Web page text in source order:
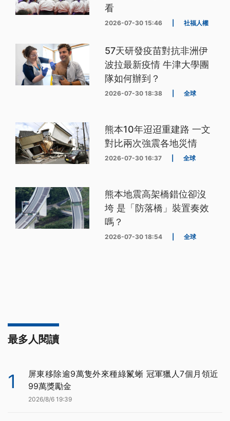
看
2026-07-30 15:46 社福人權
57天研發疫苗對抗非洲伊
波拉最新疫情 牛津大學團
隊如何辦到？
2026-07-30 18:38 全球
熊本10年迢迢重建路 一文
對比兩次強震各地災情
2026-07-30 16:37 全球
熊本地震高架橋錯位卻沒
垮 是「防落橋」裝置奏效
嗎？
2026-07-30 18:54 全球
最多人閱讀
1
屏東移除逾9萬隻外來種綠鬣蜥 冠軍獵人7個月領近
99萬獎勵金
2026/8/6 19:39